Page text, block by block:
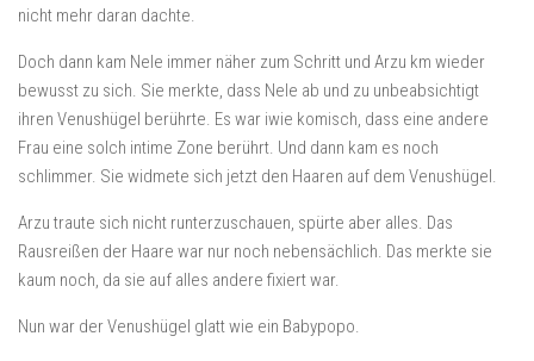
nicht mehr daran dachte.
Doch dann kam Nele immer näher zum Schritt und Arzu km wieder
bewusst zu sich. Sie merkte, dass Nele ab und zu unbeabsichtigt
ihren Venushügel berührte. Es war iwie komisch, dass eine andere
Frau eine solch intime Zone berührt. Und dann kam es noch
schlimmer. Sie widmete sich jetzt den Haaren auf dem Venushügel.
Arzu traute sich nicht runterzuschauen, spürte aber alles. Das
Rausreißen der Haare war nur noch nebensächlich. Das merkte sie
kaum noch, da sie auf alles andere fixiert war.
Nun war der Venushügel glatt wie ein Babypopo.